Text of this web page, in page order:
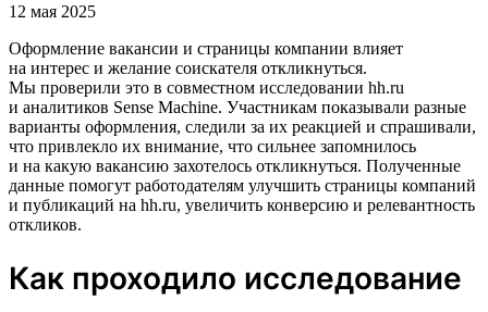
12 мая 2025
Оформление вакансии и страницы компании влияет
на интерес и желание соискателя откликнуться.
Мы проверили это в совместном исследовании hh.ru
и аналитиков Sense Machine. Участникам показывали разные
варианты оформления, следили за их реакцией и спрашивали,
что привлекло их внимание, что сильнее запомнилось
и на какую вакансию захотелось откликнуться. Полученные
данные помогут работодателям улучшить страницы компаний
и публикаций на hh.ru, увеличить конверсию и релевантность
откликов.
Как проходило исследование